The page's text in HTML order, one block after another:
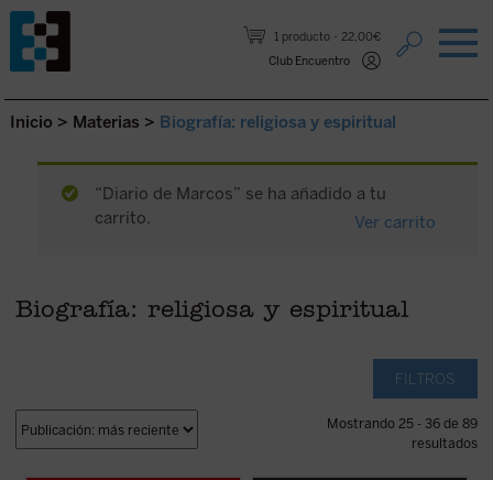
1 producto
22,00€
Club Encuentro
Saltar al contenido.
Inicio > Materias > Biografía: religiosa y espiritual
“Diario de Marcos” se ha añadido a tu
carrito.
Ver carrito
Biografía: religiosa y espiritual
FILTROS
Mostrando 25 - 36 de 89
resultados